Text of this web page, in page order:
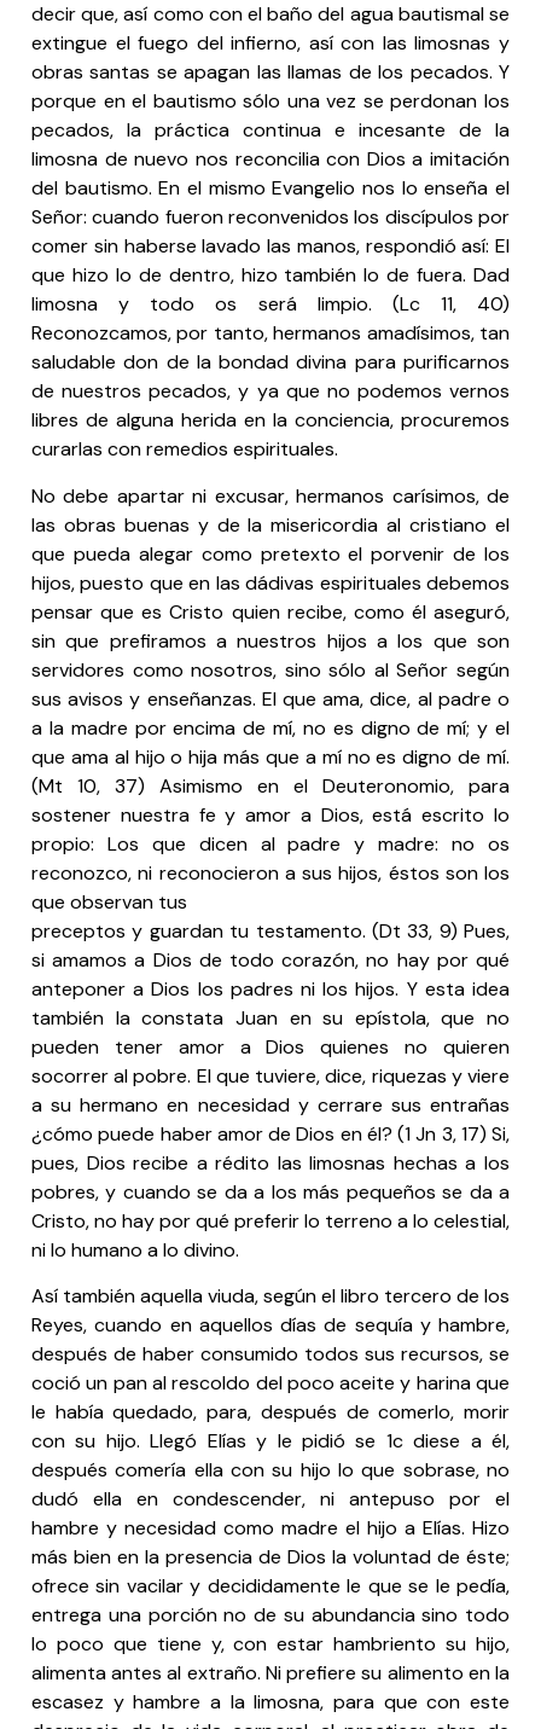
decir que, así como con el baño del agua bautismal se
extingue el fuego del infierno, así con las limosnas y
obras santas se apagan las llamas de los pecados. Y
porque en el bautismo sólo una vez se perdonan los
pecados, la práctica continua e incesante de la
limosna de nuevo nos reconcilia con Dios a imitación
del bautismo. En el mismo Evangelio nos lo enseña el
Señor: cuando fueron reconvenidos los discípulos por
comer sin haberse lavado las manos, respondió así: El
que hizo lo de dentro, hizo también lo de fuera. Dad
limosna y todo os será limpio. (Lc 11, 40)
Reconozcamos, por tanto, hermanos amadísimos, tan
saludable don de la bondad divina para purificarnos
de nuestros pecados, y ya que no podemos vernos
libres de alguna herida en la conciencia, procuremos
curarlas con remedios espirituales.
No debe apartar ni excusar, hermanos carísimos, de
las obras buenas y de la misericordia al cristiano el
que pueda alegar como pretexto el porvenir de los
hijos, puesto que en las dádivas espirituales debemos
pensar que es Cristo quien recibe, como él aseguró,
sin que prefiramos a nuestros hijos a los que son
servidores como nosotros, sino sólo al Señor según
sus avisos y enseñanzas. El que ama, dice, al padre o
a la madre por encima de mí, no es digno de mí; y el
que ama al hijo o hija más que a mí no es digno de mí.
(Mt 10, 37) Asimismo en el Deuteronomio, para
sostener nuestra fe y amor a Dios, está escrito lo
propio: Los que dicen al padre y madre: no os
reconozco, ni reconocieron a sus hijos, éstos son los
que observan tus
preceptos y guardan tu testamento. (Dt 33, 9) Pues,
si amamos a Dios de todo corazón, no hay por qué
anteponer a Dios los padres ni los hijos. Y esta idea
también la constata Juan en su epístola, que no
pueden tener amor a Dios quienes no quieren
socorrer al pobre. El que tuviere, dice, riquezas y viere
a su hermano en necesidad y cerrare sus entrañas
¿cómo puede haber amor de Dios en él? (1 Jn 3, 17) Si,
pues, Dios recibe a rédito las limosnas hechas a los
pobres, y cuando se da a los más pequeños se da a
Cristo, no hay por qué preferir lo terreno a lo celestial,
ni lo humano a lo divino.
Así también aquella viuda, según el libro tercero de los
Reyes, cuando en aquellos días de sequía y hambre,
después de haber consumido todos sus recursos, se
coció un pan al rescoldo del poco aceite y harina que
le había quedado, para, después de comerlo, morir
con su hijo. Llegó Elías y le pidió se 1c diese a él,
después comería ella con su hijo lo que sobrase, no
dudó ella en condescender, ni antepuso por el
hambre y necesidad como madre el hijo a Elías. Hizo
más bien en la presencia de Dios la voluntad de éste;
ofrece sin vacilar y decididamente le que se le pedía,
entrega una porción no de su abundancia sino todo
lo poco que tiene y, con estar hambriento su hijo,
alimenta antes al extraño. Ni prefiere su alimento en la
escasez y hambre a la limosna, para que con este